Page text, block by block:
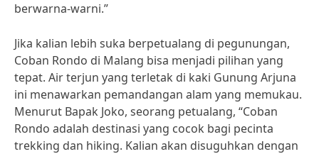
berwarna-warni.”
Jika kalian lebih suka berpetualang di pegunungan,
Coban Rondo di Malang bisa menjadi pilihan yang
tepat. Air terjun yang terletak di kaki Gunung Arjuna
ini menawarkan pemandangan alam yang memukau.
Menurut Bapak Joko, seorang petualang, “Coban
Rondo adalah destinasi yang cocok bagi pecinta
trekking dan hiking. Kalian akan disuguhkan dengan